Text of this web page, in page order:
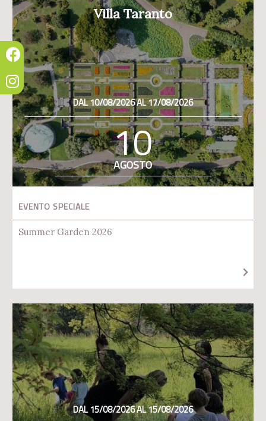
Villa Taranto
DAL 10/08/2026 AL 17/08/2026
10
AGOSTO
EVENTO SPECIALE
Summer Garden 2026
DAL 15/08/2026 AL 15/08/2026